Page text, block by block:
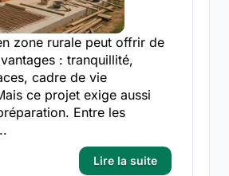
zone rurale peut offrir de
: tranquillité,
cadre de vie
ce projet exige aussi
Entre les
Lire la suite